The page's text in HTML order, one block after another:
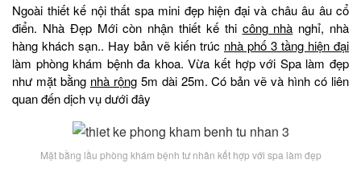
Ngoài thiết kế nội thất spa mini đẹp hiện đại và châu âu âu cổ
điển. Nhà Đẹp Mới còn nhận thiết kế thi công nhà nghỉ, nhà
hàng khách sạn.. Hay bản vẽ kiến trúc nhà phố 3 tầng hiện đại
làm phòng khám bệnh đa khoa. Vừa kết hợp với Spa làm đẹp
như mặt bằng nhà rộng5m dài 25m. Có bản vẽ và hình có liên
quan đến dịch vụ dưới đây
Mặt bằng lầu phòng khám bệnh tư nhân kết hợp với spa làm đẹp